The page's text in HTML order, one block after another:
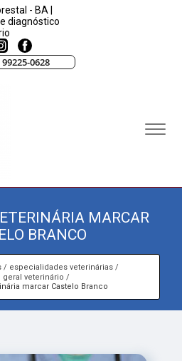
- BA |
diagnóstico
99225-0628
MARCAR
BRANCO
especialidades veterinárias
veterinário
marcar Castelo Branco